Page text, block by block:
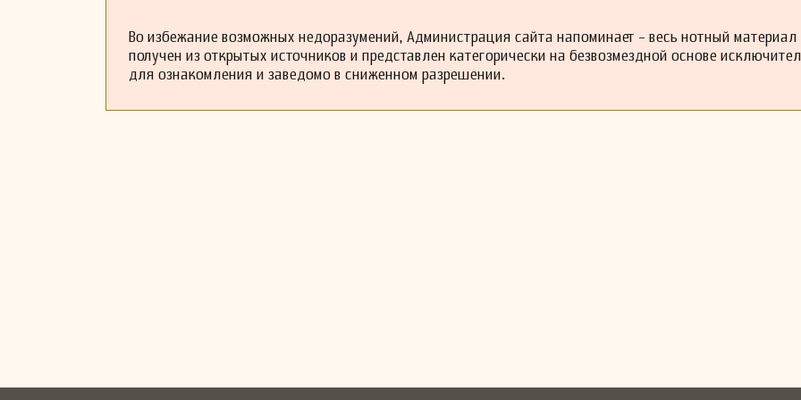
Во избежание возможных недоразумений, Администрация сайта напоминает - весь нотный материал
получен из открытых источников и представлен категорически на безвозмездной основе
для ознакомления и заведомо в сниженном разрешении.